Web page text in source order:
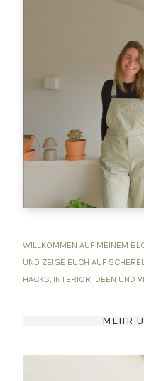
WILLKOMMEN AUF MEINEM
UND ZEIGE EUCH AUF
HACKS, INTERIOR IDEEN UND
MEHR